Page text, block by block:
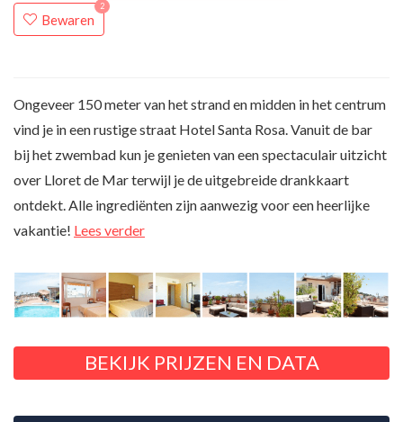
Bewaren
2
Ongeveer 150 meter van het strand en midden in het centrum
vind je in een rustige straat Hotel Santa Rosa. Vanuit de bar
bij het zwembad kun je genieten van een spectaculair uitzicht
over Lloret de Mar terwijl je de uitgebreide drankkaart
ontdekt. Alle ingrediënten zijn aanwezig voor een heerlijke
vakantie! Lees verder
BEKIJK PRIJZEN EN DATA